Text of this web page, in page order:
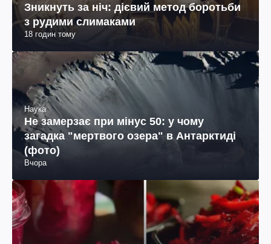
Зникнуть за ніч: дієвий метод боротьби
з рудими слимаками
18 годин тому
Наука
Не замерзає при мінус 50: у чому
загадка "мертвого озера" в Антарктиді
(фото)
Вчора